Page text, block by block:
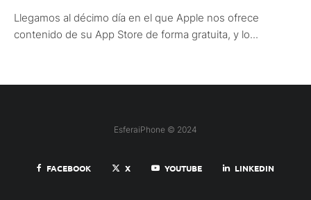
Llegamos al décimo día en el que Apple nos ofrece
contenido de su App Store de forma gratuita, y lo...
EsferaiPhone © 2024
FACEBOOK X YOUTUBE LINKEDIN